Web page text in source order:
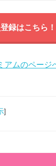
録はこちら！
]